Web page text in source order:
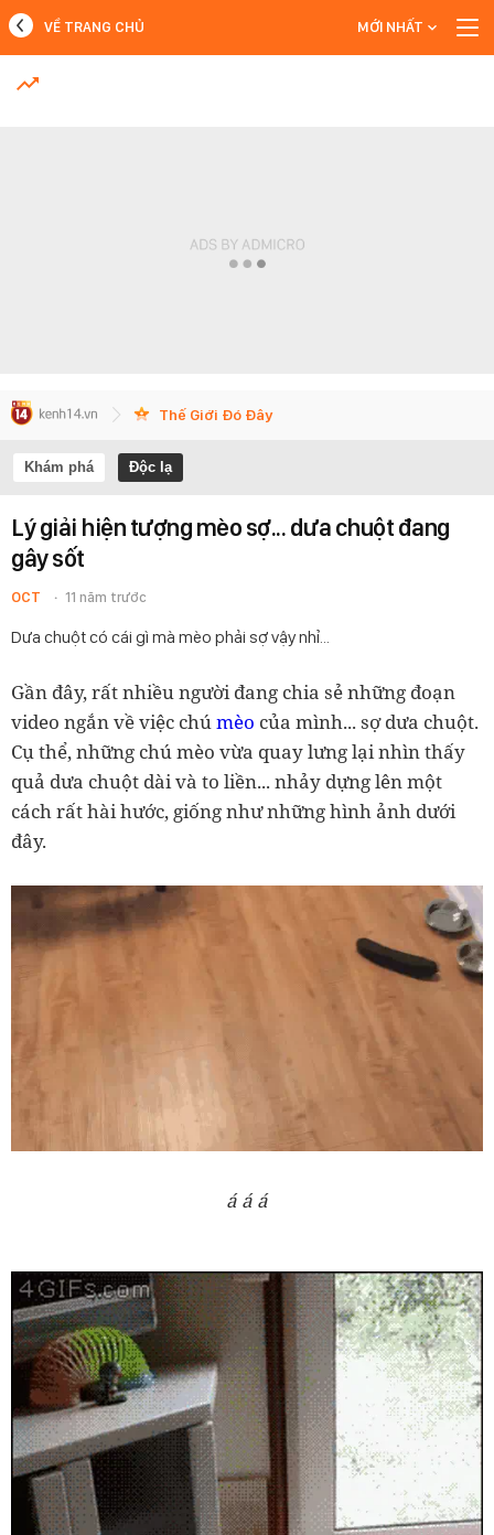
MỚI NHẤT
VỀ TRANG CHỦ MỚI NHẤT
Thế Giới Đó Đây
Khám phá Độc lạ
Lý giải hiện tượng mèo sợ... dưa chuột đang
gây sốt
OCT 11 năm trước
Dưa chuột có cái gì mà mèo phải sợ vậy nhỉ...
Gần đây, rất nhiều người đang chia sẻ những đoạn
video ngắn về việc chúmèo của mình... sợ dưa chuột.
Cụ thể, những chú mèo vừa quay lưng lại nhìn thấy
quả dưa chuột dài và to liền... nhảy dựng lên một
cách rất hài hước, giống như những hình ảnh dưới
đây.
á á á